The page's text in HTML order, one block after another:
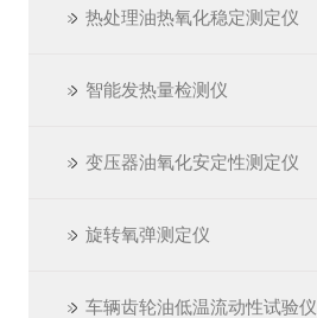
热处理油热氧化稳定测定仪
智能发热量检测仪
变压器油氧化安定性测定仪
旋转氧弹测定仪
车辆齿轮油低温流动性试验仪